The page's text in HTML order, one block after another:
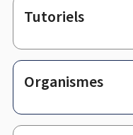
Tutoriels
Organismes